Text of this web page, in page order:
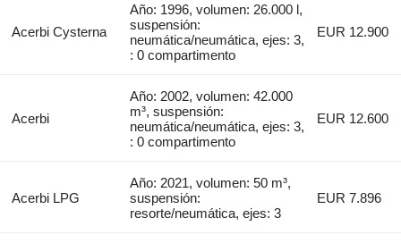
Acerbi Cysterna
Año: 1996, volumen: 26.000 l,
suspensión:
neumática/neumática, ejes: 3,
: 0 compartimento
EUR 12.900
Acerbi
Año: 2002, volumen: 42.000
m³, suspensión:
neumática/neumática, ejes: 3,
: 0 compartimento
EUR 12.600
Acerbi LPG
Año: 2021, volumen: 50 m³,
suspensión:
resorte/neumática, ejes: 3
EUR 7.896